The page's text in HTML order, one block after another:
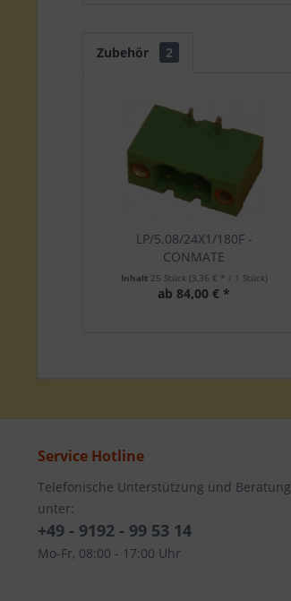
Zubehör 2
LP/5.08/24X1/180F -
CONMATE
Inhalt 25 Stück (3,36 € * / 1 Stück)
ab 84,00 € *
Service Hotline
Telefonische Unterstützung und Beratung
unter:
+49 - 9192 - 99 53 14
Mo-Fr, 08:00 - 17:00 Uhr